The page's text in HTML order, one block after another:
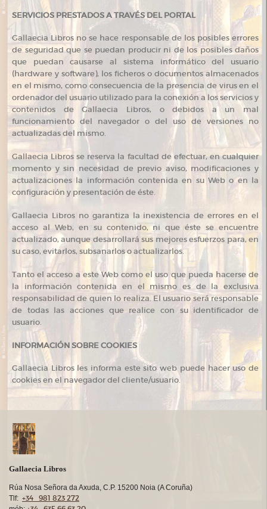
SERVICIOS PRESTADOS A TRAVÉS DEL PORTAL
Gallaecia Libros no se hace responsable de los posibles errores
de seguridad que se puedan producir ni de los posibles daños
que puedan causarse al sistema informático del usuario
(hardware y software), los ficheros o documentos almacenados
en el mismo, como consecuencia de la presencia de virus en el
ordenador del usuario utilizado para la conexión a los servicios y
contenidos de Gallaecia Libros, o debidos a un mal
funcionamiento del navegador o del uso de versiones no
actualizadas del mismo.
Gallaecia Libros se reserva la facultad de efectuar, en cualquier
momento y sin necesidad de previo aviso, modificaciones y
actualizaciones la información contenida en su Web o en la
configuración y presentación de éste.
Gallaecia Libros no garantiza la inexistencia de errores en el
acceso al Web, en su contenido, ni que éste se encuentre
actualizado, aunque desarrollará sus mejores esfuerzos para, en
su caso, evitarlos, subsanarlos o actualizarlos.
Tanto el acceso a este Web como el uso que pueda hacerse de
la información contenida en el mismo es de la exclusiva
responsabilidad de quien lo realiza. El usuario será responsable
de todas las acciones que realice con su identificador de
usuario.
INFORMACIÓN SOBRE COOKIES
Gallaecia Libros les informa este sito web puede hacer uso de
cookies en el navegador del cliente/usuario.
Gallaecia Libros
Rúa Nosa Señora da Axuda, C.P. 15200 Noia (A Coruña)
Tlf: +34 981 823 272